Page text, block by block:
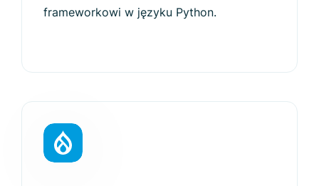
frameworkowi w języku Python.